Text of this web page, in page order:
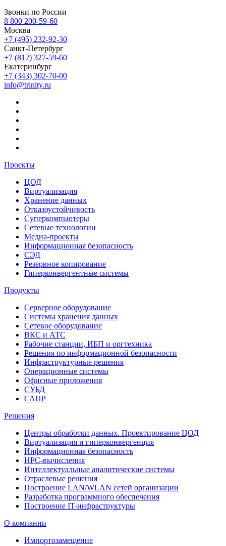
Звонки по России
8 800 200-59-60
Москва
+7 (495) 232-92-30
Санкт-Петербург
+7 (812) 327-59-60
Екатеринбург
+7 (343) 302-70-00
info@trinity.ru
Проекты
ЦОД
Виртуализация
Хранение данных
Отказоустойчивость
Суперкомпьютеры
Сетевые технологии
Медиа-проекты
Информационная безопасность
СЭД
Резервное копирование
Гиперконвергентные системы
Продукты
Серверное оборудование
Системы хранения данных
Сетевое оборудование
ВКС и АТС
Рабочие станции, ИБП и оргтехника
Решения по информационной безопасности
Инфраструктурные решения
Операционные системы
Офисные приложения
СУБД
САПР
Решения
Центры обработки данных. Проектирование ЦОД
Виртуализация и гиперконвергенция
Информационная безопасность
HPC-вычисления
Интеллектуальные аналитические системы
Отраслевые решения
Построение LAN/WLAN сетей организации
Разработка программного обеспечения
Построение IT-инфраструктуры
О компании
Импортозамещение